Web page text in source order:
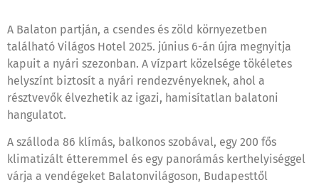
A Balaton partján, a csendes és zöld környezetben
található Világos Hotel 2025. június 6-án újra megnyitja
kapuit a nyári szezonban. A vízpart közelsége tökéletes
helyszínt biztosít a nyári rendezvényeknek, ahol a
résztvevők élvezhetik az igazi, hamisítatlan balatoni
hangulatot.
A szálloda 86 klímás, balkonos szobával, egy 200 fős
klimatizált étteremmel és egy panorámás kerthelyiséggel
várja a vendégeket Balatonvilágoson, Budapesttől